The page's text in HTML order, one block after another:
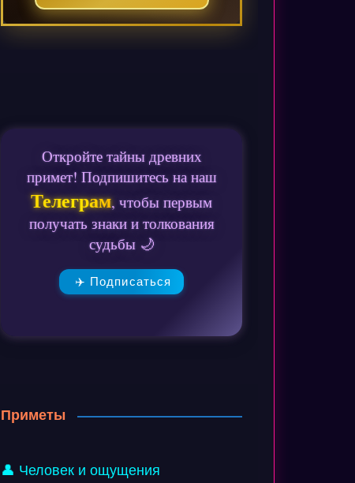
Откройте тайны древних
примет! Подпишитесь на наш
Телеграм, чтобы первым
получать знаки и толкования
судьбы 🌙
✈️ Подписаться
Приметы
👤 Человек и ощущения